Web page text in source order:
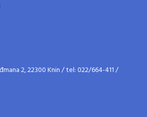
2, 22300 Knin / tel: 022/664-411 /